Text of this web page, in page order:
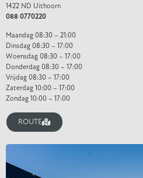
1422 ND Uithoorn
088 0770220
Maandag 08:30 – 21:00
Dinsdag 08:30 – 17:00
Woensdag 08:30 – 17:00
Donderdag 08:30 – 17:00
Vrijdag 08:30 – 17:00
Zaterdag 10:00 – 17:00
Zondag 10:00 – 17:00
ROUTE